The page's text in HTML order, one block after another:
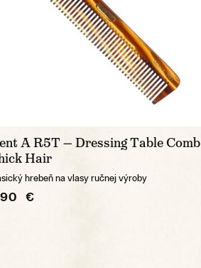
A R5T — Dressing Table Comb
Hair
hrebeň na vlasy ručnej výroby
€